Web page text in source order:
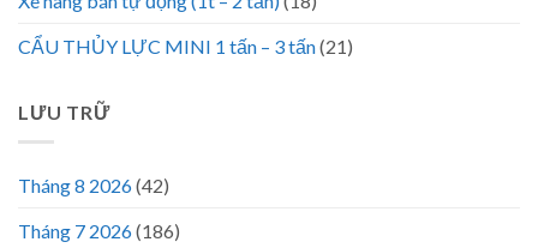
CẨU THỦY LỰC MINI 1 tấn – 3 tấn(21)
LƯU TRỮ
Tháng 8 2026(42)
Tháng 7 2026(186)